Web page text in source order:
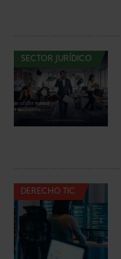
SECTOR JURÍDICO
DERECHO TIC